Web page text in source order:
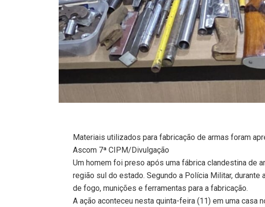
Materiais utilizados para fabricação de armas foram
Ascom 7ª CIPM/Divulgação
Um homem foi preso após uma fábrica clandestina de
região sul do estado. Segundo a Polícia Militar, durante
de fogo, munições e ferramentas para a fabricação.
A ação aconteceu nesta quinta-feira (11) em uma casa